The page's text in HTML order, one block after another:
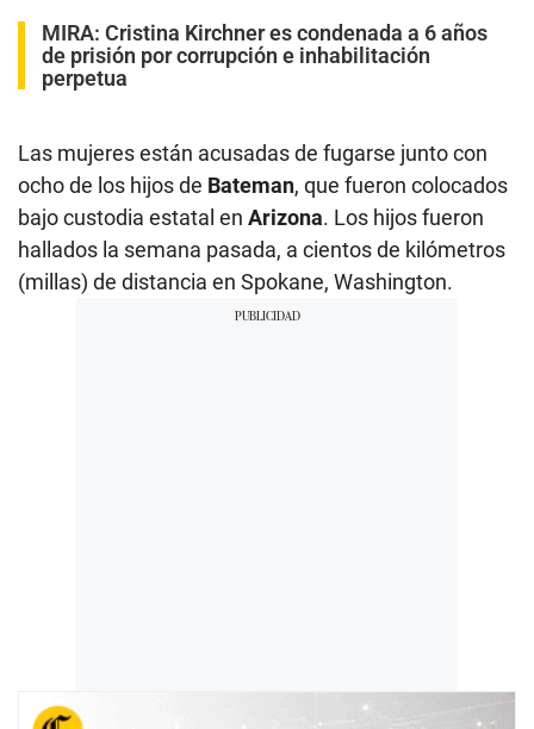
MIRA: Cristina Kirchner es condenada a 6 años
de prisión por corrupción e inhabilitación
perpetua
Las mujeres están acusadas de fugarse junto con
ocho de los hijos de Bateman, que fueron colocados
bajo custodia estatal en Arizona. Los hijos fueron
hallados la semana pasada, a cientos de kilómetros
(millas) de distancia en Spokane, Washington.